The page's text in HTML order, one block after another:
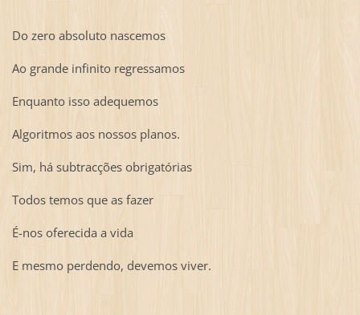
Do zero absoluto nascemos
Ao grande infinito regressamos
Enquanto isso adequemos
Algoritmos aos nossos planos.
Sim, há subtracções obrigatórias
Todos temos que as fazer
É-nos oferecida a vida
E mesmo perdendo, devemos viver.